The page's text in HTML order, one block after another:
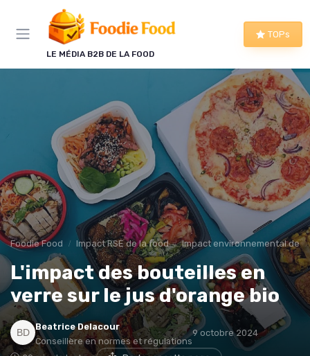
LE MÉDIA B2B DE LA FOOD
TOPs
Foodie Food Impact RSE de la food Impact environnemental de
L'impact des bouteilles en
verre sur le jus d'orange bio
Beatrice Delacour
Conseillère en normes et régulations
9 octobre 2024
Panneau de gestion des cookies